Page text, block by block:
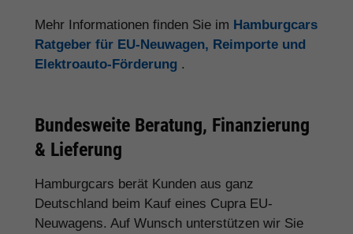
Mehr Informationen finden Sie im Hamburgcars
Ratgeber für EU-Neuwagen, Reimporte und
Elektroauto-Förderung .
Bundesweite Beratung, Finanzierung
& Lieferung
Hamburgcars berät Kunden aus ganz
Deutschland beim Kauf eines Cupra EU-
Neuwagens. Auf Wunsch unterstützen wir Sie